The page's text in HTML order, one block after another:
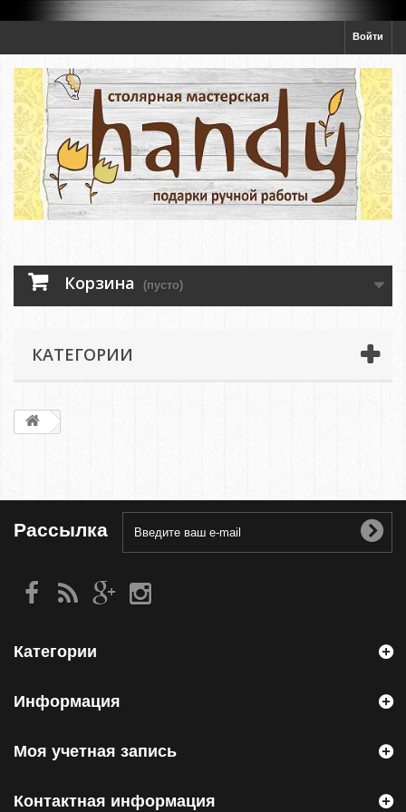
Войти
Корзина (пусто)
КАТЕГОРИИ
Рассылка
Категории
Информация
Моя учетная запись
Контактная информация